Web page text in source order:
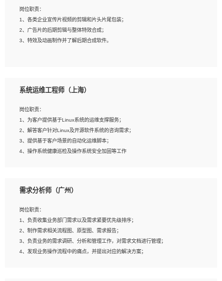
3、想象力丰富, 有一定的艺术审美深度；
4、有良好的场景特效搭建功底；
5、熟悉 3Ds Max 或者 Maya；
6、有良好的沟通能力和团队合作意识；
岗位职责：
1、各类企业宣传片视频的剪辑和片头片尾包装；
2、广告片的后期剪辑与整体特效合成；
3、特效及动画制作并了解后期合成软件。
2、熟练使用After Effect、Photo Shop、熟练掌握视频剪辑和特效包装软件；
4、在剪辑上会思考，有一定编导思维；
5、踏实， 勤奋，愿意在工作中不断学习，提高自我；
6、能与同事友好相处。
系统运维工程师（上海）
岗位职责：
1、为客户提供基于Linux系统的运维支撑服务；
2、解答客户针对Linux及开源软件系统的咨询需求；
3、提供基于客户场景的自动化运维脚本；
4、操作系统健康巡检及操作系统安全加固等工作
1、全日制本科计算机相关专业毕业，3年以上相关工作经验；
3、熟练使用脚本语言，shell/python任一种，熟练使用Ansible
4、熟悉linux常见服务、中间件的基本原理、部署以及故障处理，如：Mysql、
Apache、Nginx、Zabbix、Kafka等
5、熟悉主流虚拟化技术，如：VMware、KVM
6、具备网络方面的基础知识，熟悉常见的网络协议，如TCP/IP，转发原理，路由优
需求分析师（广州）
岗位职责：
1、负责收集业务部门需求以及需求紧要优先级排序；
2、制作需求相关流程图、原型图、需求报告；
3、负责业务的需求调研、分析和管理工作，对需求文档进行管理；
4、发现业务操作流程中的痛点，并提出对应的解决方案；